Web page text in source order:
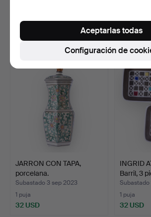
32 USD
2 pujas
JARRON CON TAPA,
porcelana.
Subastado 3 sep 2023
1 puja
32 USD
INGRID
Barril, 3
1 puja
32 USD
Configuración de
Aceptarlas todas